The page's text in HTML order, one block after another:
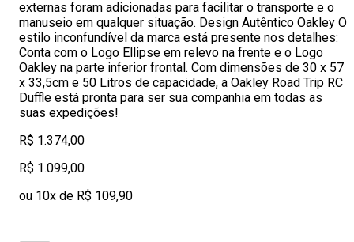
externas foram adicionadas para facilitar o transporte e o
manuseio em qualquer situação. Design Autêntico Oakley O
estilo inconfundível da marca está presente nos detalhes:
Conta com o Logo Ellipse em relevo na frente e o Logo
Oakley na parte inferior frontal. Com dimensões de 30 x 57
x 33,5cm e 50 Litros de capacidade, a Oakley Road Trip RC
Duffle está pronta para ser sua companhia em todas as
suas expedições!
R$ 1.374,00
R$ 1.099,00
ou 10x de R$ 109,90